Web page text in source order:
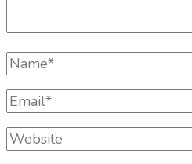
Full
Name
Email
Website